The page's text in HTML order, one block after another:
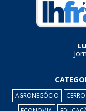
AGRONEGÓCIO